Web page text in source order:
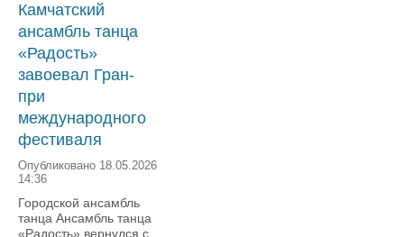
Камчатский
ансамбль танца
«Радость»
завоевал Гран-
при
международного
фестиваля
Опубликовано 18.05.2026
14:36
Городской ансамбль
танца Ансамбль танца
«Радость» вернулся с